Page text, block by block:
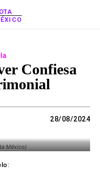
Confiesa
28/08/2024
México)